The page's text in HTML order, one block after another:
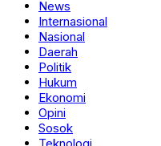
News
Internasional
Nasional
Daerah
Politik
Hukum
Ekonomi
Opini
Sosok